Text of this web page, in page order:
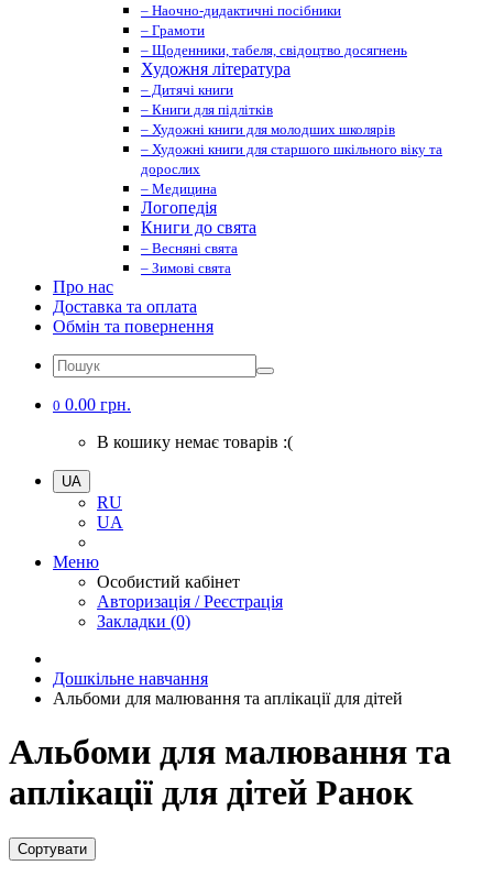
– Наочно-дидактичні посібники
– Грамоти
– Щоденники, табеля, свідоцтво досягнень
Художня література
– Дитячі книги
– Книги для підлітків
– Художні книги для молодших школярів
– Художні книги для старшого шкільного віку та
дорослих
– Медицина
Логопедія
Книги до свята
– Весняні свята
– Зимові свята
Про нас
Доставка та оплата
Обмін та повернення
0 0.00 грн.
В кошику немає товарів :(
UA
RU
UA
Меню
Особистий кабінет
Авторизація / Реєстрація
Закладки (0)
Дошкільне навчання
Альбоми для малювання та аплікації для дітей
Альбоми для малювання та
аплікації для дітей Ранок
Сортувати